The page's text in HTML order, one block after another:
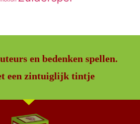
en bedenken spellen.
een zintuiglijk tintje